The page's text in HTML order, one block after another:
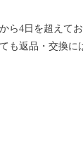
ら4日を超えてお
も返品・交換に